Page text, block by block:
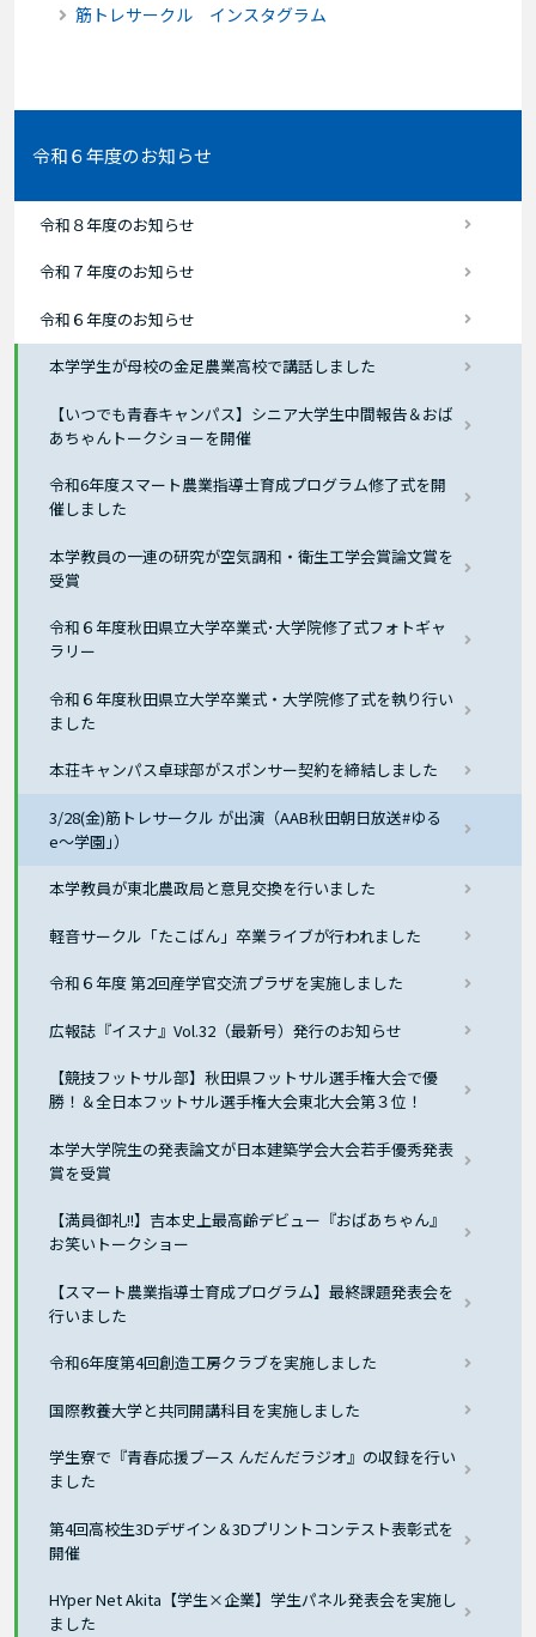
筋トレサークル インスタグラム
令和６年度のお知らせ
令和８年度のお知らせ
令和７年度のお知らせ
令和６年度のお知らせ
本学学生が母校の金足農業高校で講話しました
【いつでも青春キャンパス】シニア大学生中間報告＆おば
あちゃんトークショーを開催
令和6年度スマート農業指導士育成プログラム修了式を開
催しました
本学教員の一連の研究が空気調和・衛生工学会賞論文賞を
受賞
令和６年度秋田県立大学卒業式･大学院修了式フォトギャ
ラリー
令和６年度秋田県立大学卒業式・大学院修了式を執り行い
ました
本荘キャンパス卓球部がスポンサー契約を締結しました
3/28(金)筋トレサークル が出演（AAB秋田朝日放送#ゆる
e〜学園｣）
本学教員が東北農政局と意見交換を行いました
軽音サークル「たこばん」卒業ライブが行われました
令和６年度 第2回産学官交流プラザを実施しました
広報誌『イスナ』Vol.32（最新号）発行のお知らせ
【競技フットサル部】秋田県フットサル選手権大会で優
勝！＆全日本フットサル選手権大会東北大会第３位！
本学大学院生の発表論文が日本建築学会大会若手優秀発表
賞を受賞
【満員御礼!!】吉本史上最高齢デビュー『おばあちゃん』
お笑いトークショー
【スマート農業指導士育成プログラム】最終課題発表会を
行いました
令和6年度第4回創造工房クラブを実施しました
国際教養大学と共同開講科目を実施しました
学生寮で『青春応援ブース んだんだラジオ』の収録を行い
ました
第4回高校生3Dデザイン＆3Dプリントコンテスト表彰式を
開催
HYper Net Akita【学生×企業】学生パネル発表会を実施し
ました